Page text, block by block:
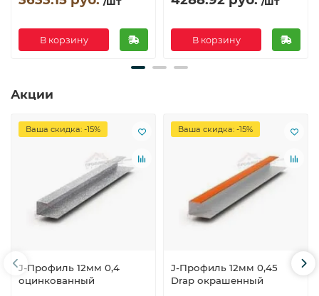
В корзину В корзину
Акции
Ваша скидка: -15%
J-Профиль 12мм 0,4
оцинкованный
Ваша скидка: -15%
J-Профиль 12мм 0,45
Drap окрашенный